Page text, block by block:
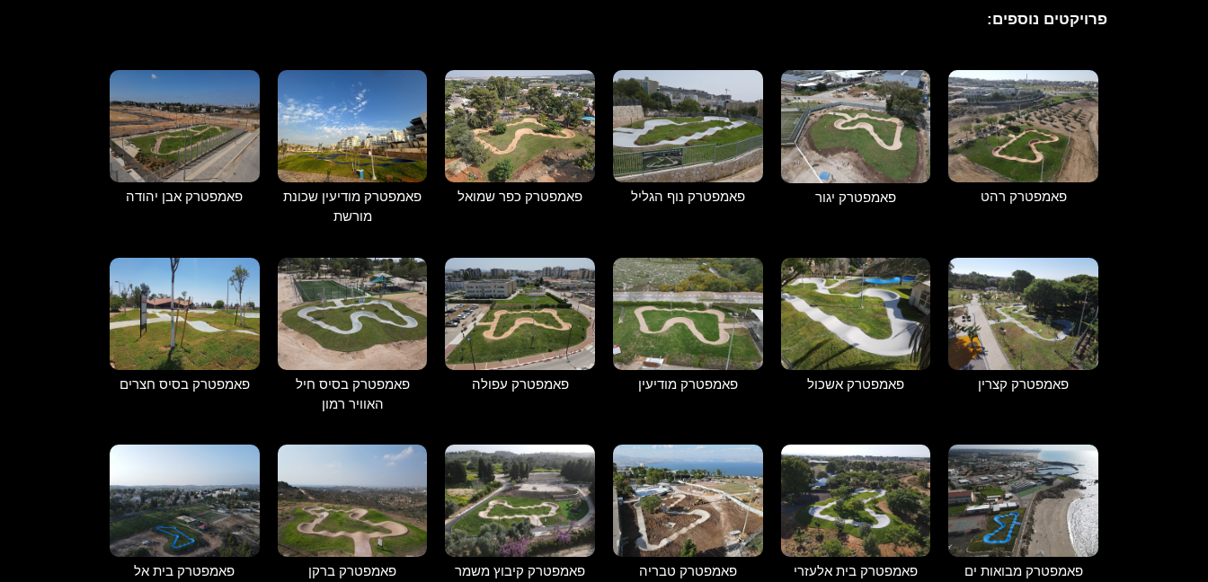
פרויקטים נוספים:
פאמפטרק רהט פאמפטרק יגור פאמפטרק נוף הגליל פאמפטרק כפר שמואל
פאמפטרק מודיעין שכונת
מורשת
פאמפטרק אבן יהודה
פאמפטרק קצרין פאמפטרק אשכול פאמפטרק מודיעין פאמפטרק עפולה
פאמפטרק בסיס חיל
האוויר רמון
פאמפטרק בסיס חצרים
פאמפטרק מבואות ים פאמפטרק בית אלעזרי פאמפטרק טבריה
פאמפטרק קיבוץ משמר
פאמפטרק ברקן פאמפטרק בית אל